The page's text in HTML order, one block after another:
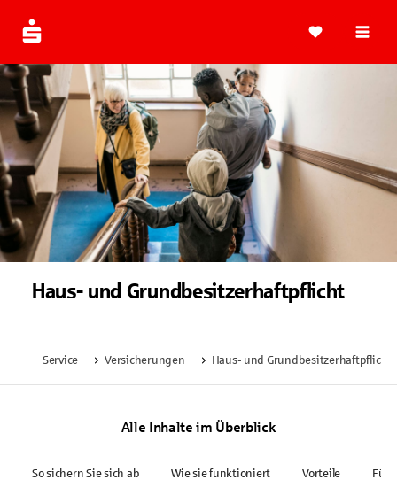
Haus- und Grundbesitzerhaftpflicht
Service Versicherungen Haus- und Grundbesitzerhaftpflicht
Alle Inhalte im Überblick
So sichern Sie sich ab Wie sie funktioniert Vorteile Für